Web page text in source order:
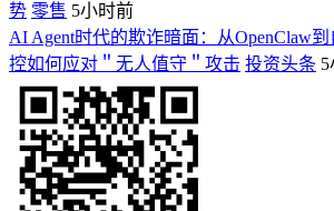
势 零售 5小时前
AI Agent时代的欺诈暗面：从OpenClaw
控如何应对＂无人值守＂攻击 投资头条